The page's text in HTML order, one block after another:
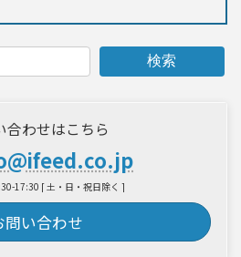
検索
合わせはこちら
17:30 [ 土・日・祝日除く ]
問い合わせ